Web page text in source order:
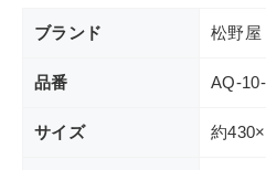
ブランド 松野屋
品番 AQ-
サイズ 約